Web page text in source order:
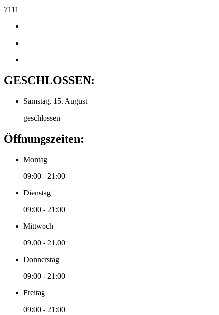
7111
GESCHLOSSEN:
Samstag, 15. August
geschlossen
Öffnungszeiten:
Montag
09:00 - 21:00
Dienstag
09:00 - 21:00
Mittwoch
09:00 - 21:00
Donnerstag
09:00 - 21:00
Freitag
09:00 - 21:00